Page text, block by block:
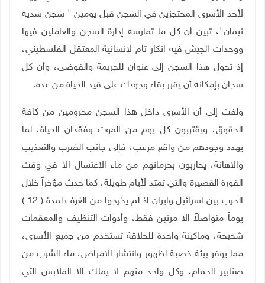
لأحد الأسرى المحتجزين في السجن قبل يومين " سجن سديه
تيمان"، تبين أن كل ما تمارسه إدارة السجن والعاملين فيها
ووحدات الجيش فيه انكار تام لإنسانية المعتقل الفلسطيني،
إذ تحول هذا السجن إلى عنوان للجريمة والفوضى، وأن كل
سجان بإمكانه أن يقرر بقاء وجودك على قيد الحياة من عده.
ولفت إلى أن الأسرى داخل هذا السجن محرومين من كافة
الحقوق، ويقتربون كل يوم من الموت وفقدان الحياة، لما
يهدد وجودهم من واقع مرعب، فإلى جانب الضرب والتعذيب
والاهانة، يحاربون بحرمانهم من ماء الاغتسال الا في وقت
الفورة القصيرة والتي تمتد لأيام طويلة، كما حدث مؤخراً خلال
الحرب بين اسرائيل وايران اذ لم يخرجوا من الغرف لمدة ( 12 )
يوماً متواصلاً الا مرتين فقط، وأدوات التنظيف والمعقمات
شحيحة، وماكينة واحدة للحلاقة تستخدم من جميع الأسرى،
مما يوفر بيئة خصبة لظهور وانتشار الامراض، ماء الشرب من
صنابير الحمام، وكل واحد منهم لا يملك الا الملابس التي